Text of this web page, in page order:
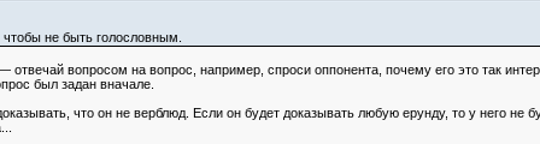
не быть голословным.
вопросом на вопрос, например, спроси оппонента, почему его это так
был задан вначале.
что он не верблюд. Если он будет доказывать любую ерунду, то у него не